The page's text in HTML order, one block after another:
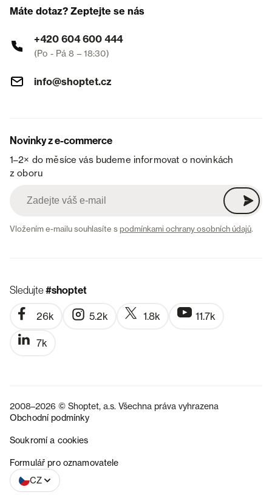
Máte dotaz? Zeptejte se nás
+420 604 600 444
(Po - Pá 8 – 18:30)
info@shoptet.cz
Novinky z e-commerce
1–2× do měsíce vás budeme informovat o novinkách
z oboru
Vložením e-mailu souhlasíte spodmínkami ochrany osobních údajů.
Sledujte#shoptet
26k 5.2k 1.8k 11.7k
7k
2008–2026 © Shoptet, a.s. Všechna práva vyhrazena
Obchodní podmínky
Soukromí a cookies
Formulář pro oznamovatele
CZ